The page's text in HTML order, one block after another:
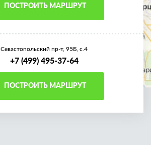
ПОСТРОИТЬ МАРШРУТ
Севастопольский пр-т, 95Б, с.4
+7 (499) 495-37-64
ПОСТРОИТЬ МАРШРУТ